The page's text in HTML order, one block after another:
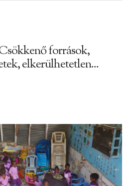
források,
elkerülhetetlen...